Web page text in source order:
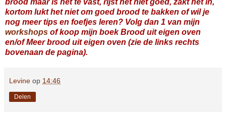
brood maar is het te vast, rijst het niet goed, zakt het in,
kortom lukt het niet om goed brood te bakken of wil je
nog meer tips en foefjes leren? Volg dan 1 van mijn
workshops of koop mijn boek Brood uit eigen oven
en/of Meer brood uit eigen oven (zie de links rechts
bovenaan de pagina).
Levine op 14:46
Delen